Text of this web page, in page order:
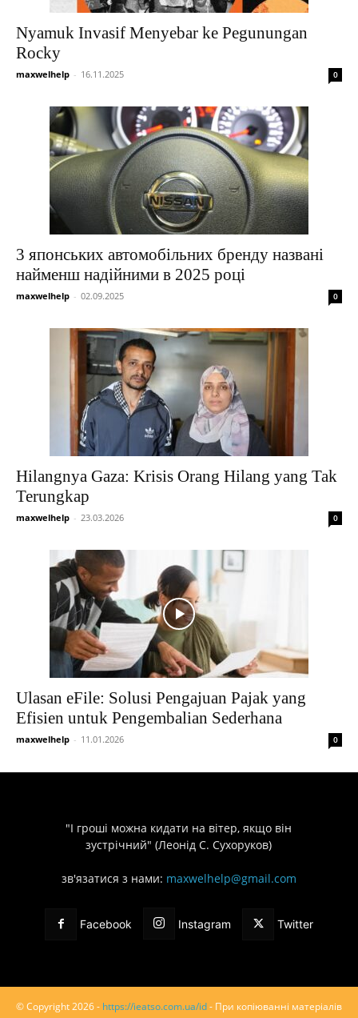
Nyamuk Invasif Menyebar ke Pegunungan
Rocky
maxwelhelp - 16.11.2025 0
3 японських автомобільних бренду названі
найменш надійними в 2025 році
maxwelhelp - 02.09.2025 0
Hilangnya Gaza: Krisis Orang Hilang yang Tak
Terungkap
maxwelhelp - 23.03.2026 0
Ulasan eFile: Solusi Pengajuan Pajak yang
Efisien untuk Pengembalian Sederhana
maxwelhelp - 11.01.2026 0
"І гроші можна кидати на вітер, якщо він
зустрічний" (Леонід С. Сухоруков)
зв'язатися з нами: maxwelhelp@gmail.com
Facebook Instagram Twitter
© Copyright 2026 - https://ieatso.com.ua/id- При копіюванні матеріалів